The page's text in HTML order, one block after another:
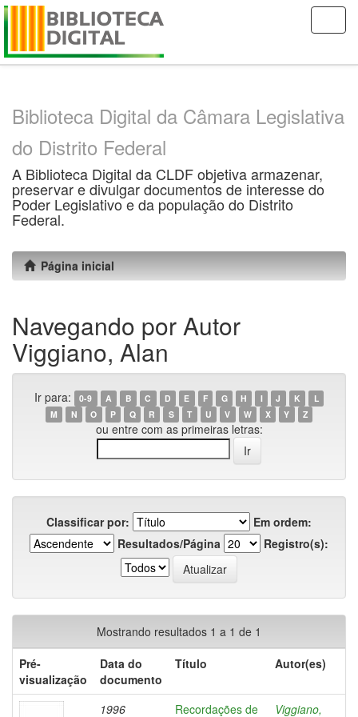
Skip
Biblioteca Digital da Câmara Legislativa
do Distrito Federal
A Biblioteca Digital da CLDF objetiva armazenar,
preservar e divulgar documentos de interesse do
Poder Legislativo e da população do Distrito
Federal.
Página inicial
Navegando por Autor
Viggiano, Alan
Ir para: 0-9 A B C D E F G H I J K
L
M
N O P Q R S T U V W X Y Z
ou entre com as primeiras letras:
Classificar por:
Em ordem:
Resultados/Página
Registro(s):
Mostrando resultados 1 a 1 de 1
Pré-
visualização
Data do
documento
Título Autor(es)
1996 Recordações de Viggiano,